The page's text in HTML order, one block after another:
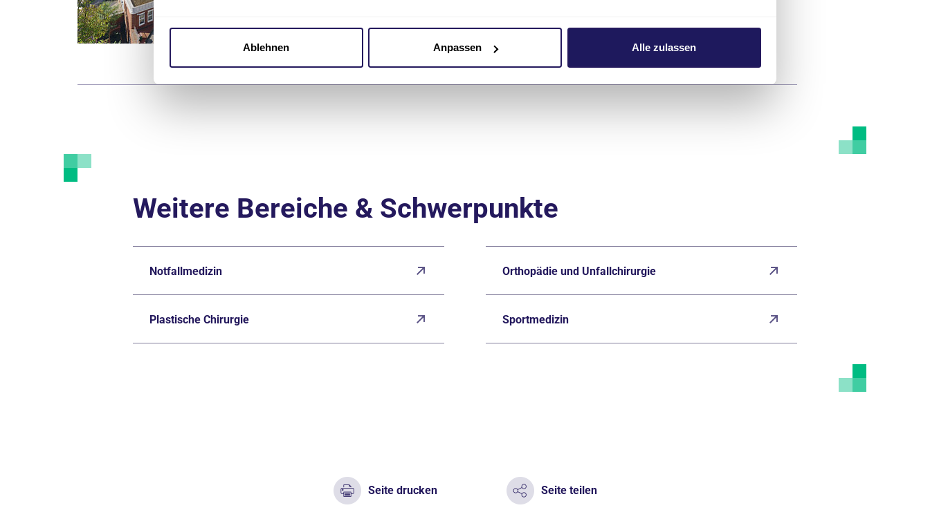
Ablehnen Anpassen Alle zulassen
Zur Einrichtungsseite
Weitere Bereiche & Schwerpunkte
Notfallmedizin Orthopädie und Unfallchirurgie
Plastische Chirurgie Sportmedizin
Seite drucken Seite teilen